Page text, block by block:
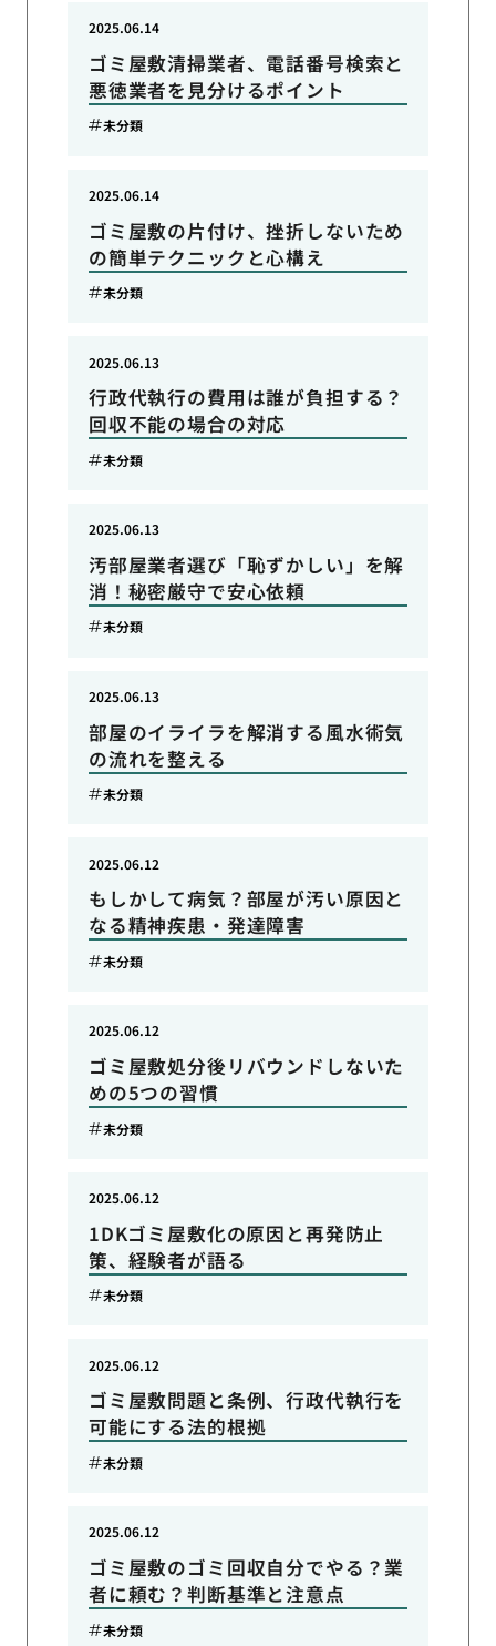
ゴミ屋敷清掃業者、電話番号検索と
悪徳業者を見分けるポイント
2025.06.14
未分類
ゴミ屋敷の片付け、挫折しないため
の簡単テクニックと心構え
2025.06.14
未分類
行政代執行の費用は誰が負担する？
回収不能の場合の対応
2025.06.13
未分類
汚部屋業者選び「恥ずかしい」を解
消！秘密厳守で安心依頼
2025.06.13
未分類
部屋のイライラを解消する風水術気
の流れを整える
2025.06.13
未分類
もしかして病気？部屋が汚い原因と
なる精神疾患・発達障害
2025.06.12
未分類
ゴミ屋敷処分後リバウンドしないた
めの5つの習慣
2025.06.12
未分類
1DKゴミ屋敷化の原因と再発防止
策、経験者が語る
2025.06.12
未分類
ゴミ屋敷問題と条例、行政代執行を
可能にする法的根拠
2025.06.12
未分類
ゴミ屋敷のゴミ回収自分でやる？業
者に頼む？判断基準と注意点
2025.06.12
未分類